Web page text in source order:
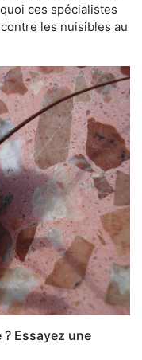
ces spécialistes
les nuisibles au
Essayez une